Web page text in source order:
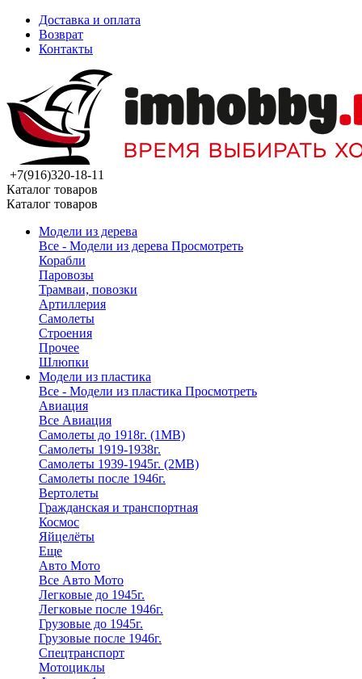
Доставка и оплата
Возврат
Контакты
+7(916)320-18-11
Каталог товаров
Каталог товаров
Модели из дерева
Все - Модели из дерева Просмотреть
Корабли
Паровозы
Трамваи, повозки
Артиллерия
Самолеты
Строения
Прочее
Шлюпки
Модели из пластика
Все - Модели из пластика Просмотреть
Авиация
Все Авиация
Самолеты до 1918г. (1МВ)
Самолеты 1919-1938г.
Самолеты 1939-1945г. (2МВ)
Самолеты после 1946г.
Вертолеты
Гражданская и транспортная
Космос
Яйцелёты
Еще
Авто Мото
Все Авто Мото
Легковые до 1945г.
Легковые после 1946г.
Грузовые до 1945г.
Грузовые после 1946г.
Спецтранспорт
Мотоциклы